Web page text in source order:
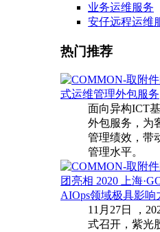
业务运维服务
安仔远程运维
热门推荐
式运维管理外包服务
面向异构ICT
外包服务，为
管理绩效，带
管理水平。
团亮相 2020 上海
AIOps领域极具影响
11月27日 ，
式召开，紫光